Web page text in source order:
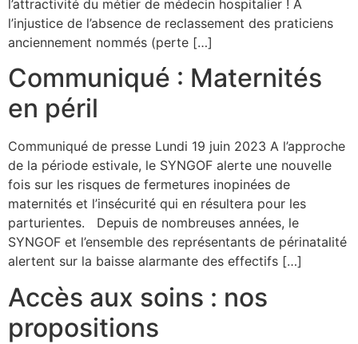
l’attractivité du métier de médecin hospitalier ! A
l’injustice de l’absence de reclassement des praticiens
anciennement nommés (perte […]
Communiqué : Maternités
en péril
Communiqué de presse Lundi 19 juin 2023 A l’approche
de la période estivale, le SYNGOF alerte une nouvelle
fois sur les risques de fermetures inopinées de
maternités et l’insécurité qui en résultera pour les
parturientes. Depuis de nombreuses années, le
SYNGOF et l’ensemble des représentants de périnatalité
alertent sur la baisse alarmante des effectifs […]
Accès aux soins : nos
propositions